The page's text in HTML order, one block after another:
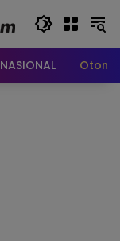
NASIONAL